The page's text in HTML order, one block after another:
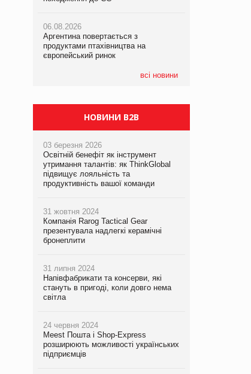
06.08.2026
Аргентина повертається з
продуктами птахівництва на
європейський ринок
всі новини
05.08.2026
Смачне поповнення дитячого меню:
у VARUS з’явилися новинки від ТМ
ТОКЕРИ
хлібобулочні вироби на
PrivateLabel&FMCG Master 2026
06.08.2026
Аргентина повертається з
продуктами птахівництва на
європейський ринок
НОВИНИ B2B
03 березня 2026
Освітній бенефіт як інструмент
утримання талантів: як ThinkGlobal
підвищує лояльність та
продуктивність вашої команди
31 жовтня 2024
Компанія Rarog Tactical Gear
презентувала надлегкі керамічні
бронеплити
31 липня 2024
Напівфабрикати та консерви, які
стануть в пригоді, коли довго нема
світла
24 червня 2024
Meest Пошта і Shop-Express
розширюють можливості українських
підприємців